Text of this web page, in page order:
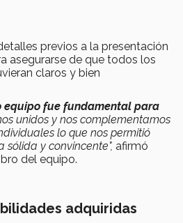
previos a la presentación
asegurarse de que todos los
claros y bien
equipo fue fundamental para
unidos y nos complementamos
lo que nos permitió
sólida y convincente", afirmó
del equipo.
adquiridas